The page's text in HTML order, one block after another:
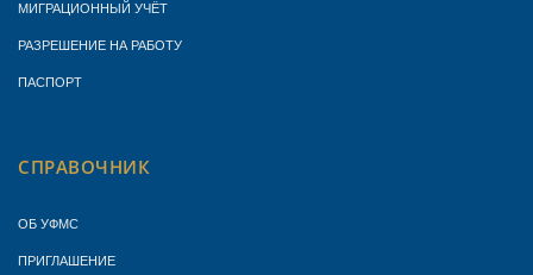
МИГРАЦИОННЫЙ УЧЁТ
РАЗРЕШЕНИЕ НА РАБОТУ
ПАСПОРТ
СПРАВОЧНИК
ОБ УФМС
ПРИГЛАШЕНИЕ